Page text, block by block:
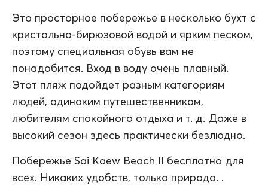
Это просторное побережье в несколько бухт с
кристально-бирюзовой водой и ярким песком,
поэтому специальная обувь вам не
понадобится. Вход в воду очень плавный.
Этот пляж подойдет разным категориям
людей, одиноким путешественникам,
любителям спокойного отдыха и т. д. Даже в
высокий сезон здесь практически безлюдно.
Побережье Sai Kaew Beach II бесплатно для
всех. Никаких удобств, только природа. .